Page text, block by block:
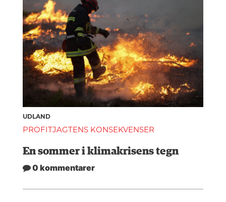
UDLAND
PROFITJAGTENS KONSEKVENSER
En sommer i klimakrisens tegn
0 kommentarer